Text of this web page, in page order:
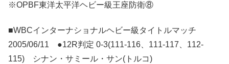
※OPBF東洋太平洋ヘビー級王座防衛⑧
■WBCインターナショナルヘビー級タイトルマッチ
2005/06/11 ●12R判定 0-3(111-116、111-117、112-
115) シナン・サミール・サン(トルコ)